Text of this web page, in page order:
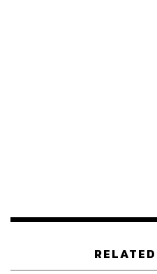
อีกทั้งยังไม่ปรากฏมติของพรร
ของพรรคก้าวไกลและสมาชิ